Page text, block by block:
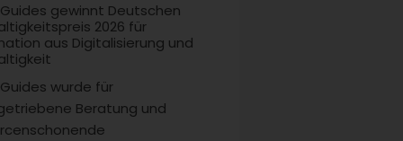
gewinnt Deutschen
2026 für
aus Digitalisierung und
wurde für
Beratung und